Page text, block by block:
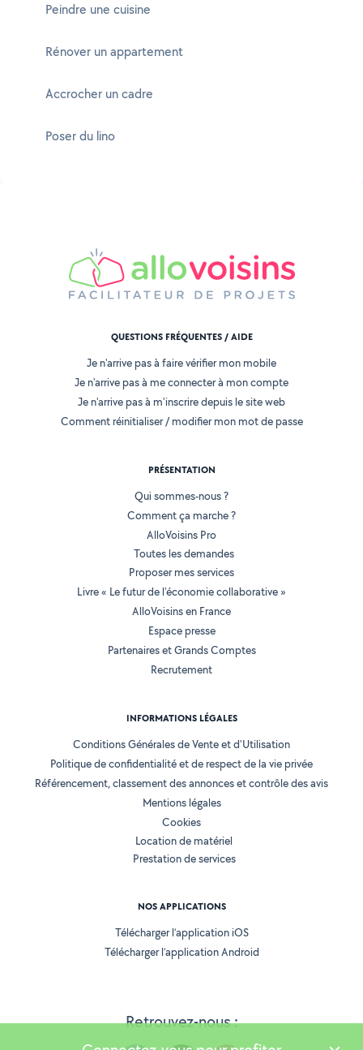
Peindre une cuisine
Rénover un appartement
Accrocher un cadre
Poser du lino
Retrouvez-nous :
QUESTIONS FRÉQUENTES / AIDE
Je n'arrive pas à faire vérifier mon mobile
Je n'arrive pas à me connecter à mon compte
Je n'arrive pas à m'inscrire depuis le site web
Comment réinitialiser / modifier mon mot de passe
PRÉSENTATION
Qui sommes-nous ?
Comment ça marche ?
AlloVoisins Pro
Toutes les demandes
Proposer mes services
Livre « Le futur de l'économie collaborative »
AlloVoisins en France
Espace presse
Partenaires et Grands Comptes
Recrutement
INFORMATIONS LÉGALES
Conditions Générales de Vente et d'Utilisation
Politique de confidentialité et de respect de la vie privée
Référencement, classement des annonces et contrôle des avis
Mentions légales
Cookies
Location de matériel
Prestation de services
NOS APPLICATIONS
Télécharger l’application iOS
Télécharger l’application Android